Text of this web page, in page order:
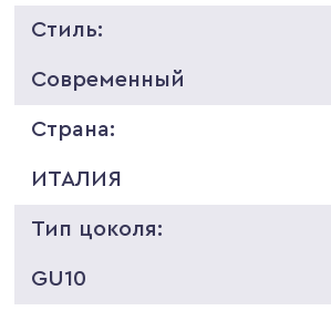
Стиль:
Современный
Страна:
ИТАЛИЯ
Тип цоколя:
GU10